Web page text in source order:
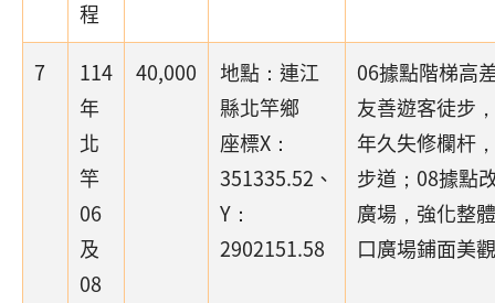
程
7
114
年
北
竿
06
及
08
40,000
地點：連江
縣北竿鄉
座標X：
351335.52、
Y：
2902151.58
06據點階梯高
友善遊客徒步
年久失修欄杆
步道；08據點
廣場，強化整
口廣場鋪面美